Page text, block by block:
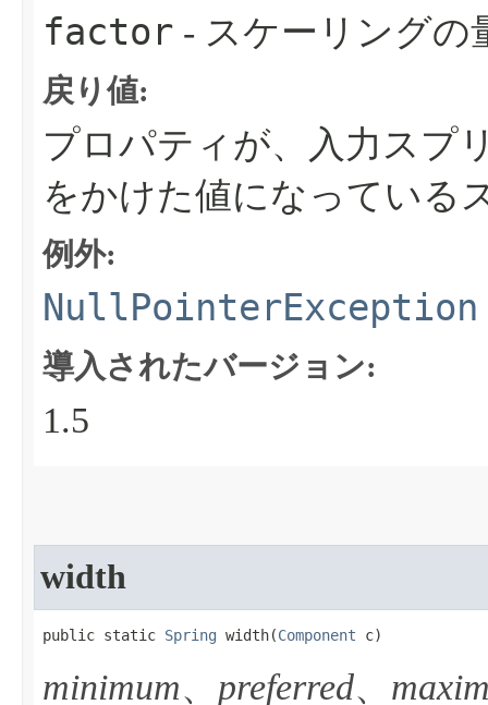
factor - スケーリングの
戻り値:
プロパティが、入力スプ
をかけた値になっている
例外:
NullPointerException
導入されたバージョン:
1.5
width
public static Spring width​(Component c)
minimum、 preferred、